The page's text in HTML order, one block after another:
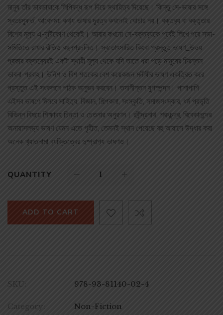
মানুষ তাঁর ভাবভাষাকে লিপিবদ্ধ রূপ দিয়ে স্থায়িত্ব দিয়েছে। কিন্তু সে-ভাষার সঙ্গে
স্বতঃস্ফূর্ত, আবেগময় কথ‌্য ভাষার দূরত্ব কখনোই ঘোচার নয়। বক্তব‌্য বা বক্তৃতার
বিশেষ মূল‌্য এ-দৃষ্টিকোণ থেকেই। আবার কখনো সে-বক্তব‌্যকে পূর্বেই লিখে পরে সভা-
সমিতিতে রাখার রীতিও বহুলপ্রচলিত। স্বতোৎসারিত কিংবা প্রস্তুত ভাষণ_উভয়
প্রকার বক্তব‌্যেরই একটা স্থায়ী মূল‌্য থেকে যদি তাতে ধরা পড়ে মানুষের চিরন্তন
ভাবনা-প্রবাহ। উনিশ ও বিশ শতকের বেশ কয়েকজন মনীষীর ভাষণ একত্রিত করে
প্রস্তুত এই সংকলনে পাঠক অনুভব করবেন। তদানীন্তন যুগস্পন্দন। পাশাপাশি
এইসব ভাষণে মিলবে সাহিত‌্য, বিজ্ঞান, শিল্পকলা, সংস্কৃতি, সমাজসংস্কার, ধর্ম প্রভৃতি
বিভিন্ন বিষয়ে শিক্ষাবহ চিন্তা ও চেতনার অনুরণন। রবীন্দ্রনাথ, শরৎচন্দ্র, বিবেকানন্দের
অনায়াসলভ‌্য ভাষণ যেমন এতে গৃহীত, তেমনই স্থান পেয়েছে বহু আয়াসে উদ্ধার করা
অনেক খ‌্যাতনামা ব‌্যক্তিত্বের দুষ্প্রাপ‌্য ভাষণও।
QUANTITY
ADD TO CART
SKU: 978-93-81140-02-4
Category: Non-Fiction